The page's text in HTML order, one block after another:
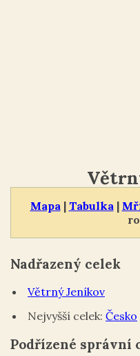
Mapa | Tabulka |
Nadřazený celek
Větrný Jeníkov
Nejvyšší celek: Česko
Podřízené správní